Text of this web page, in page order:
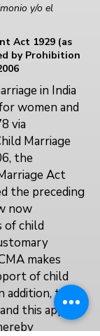
y/o el
Act 1929 (as
by Prohibition
in India
women and
via
Marriage
the
Act
the preceding
now
of child
makes
of child
the
this applies